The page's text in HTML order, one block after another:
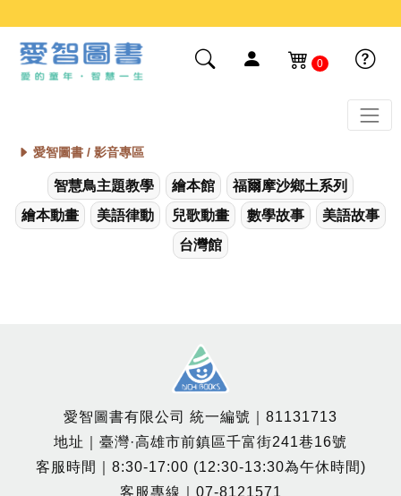
0
愛智圖書 / 影音專區
智慧鳥主題教學 繪本館
福爾摩沙鄉土系列
繪本動畫
美語律動 兒歌動畫 數學故事
美語故事
台灣館
愛智圖書有限公司 統一編號｜81131713
地址｜臺灣·高雄市前鎮區千富街241巷16號
客服時間｜8:30-17:00 (12:30-13:30為午休時間)
客服專線｜07-8121571